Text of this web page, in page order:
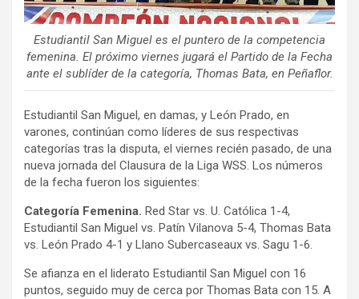
Estudiantil San Miguel es el puntero de la competencia
femenina. El próximo viernes jugará el Partido de la Fecha
ante el sublíder de la categoría, Thomas Bata, en Peñaflor.
Estudiantil San Miguel, en damas, y León Prado, en
varones, continúan como líderes de sus respectivas
categorías tras la disputa, el viernes recién pasado, de una
nueva jornada del Clausura de la Liga WSS. Los números
de la fecha fueron los siguientes:
Categoría Femenina. Red Star vs. U. Católica 1-4,
Estudiantil San Miguel vs. Patín Vilanova 5-4, Thomas Bata
vs. León Prado 4-1 y Llano Subercaseaux vs. Sagu 1-6.
Se afianza en el liderato Estudiantil San Miguel con 16
puntos, seguido muy de cerca por Thomas Bata con 15. A